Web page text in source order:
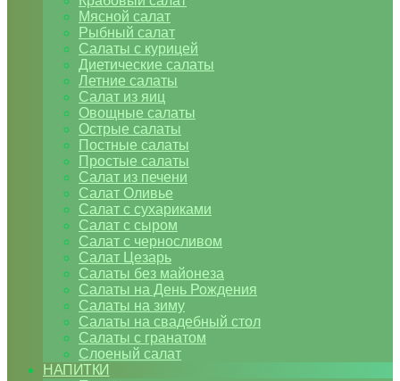
Мясной салат
Рыбный салат
Салаты с курицей
Диетические салаты
Летние салаты
Салат из яиц
Овощные салаты
Острые салаты
Постные салаты
Простые салаты
Салат из печени
Салат Оливье
Салат с сухариками
Салат с сыром
Салат с черносливом
Салат Цезарь
Салаты без майонеза
Салаты на День Рождения
Салаты на зиму
Салаты на свадебный стол
Салаты с гранатом
Слоеный салат
НАПИТКИ